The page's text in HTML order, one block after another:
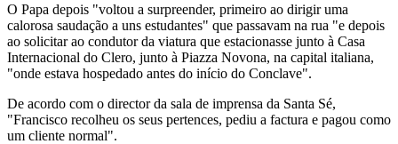
O Papa depois "voltou a surpreender, primeiro ao dirigir uma
calorosa saudação a uns estudantes" que passavam na rua "e depois
ao solicitar ao condutor da viatura que estacionasse junto à Casa
Internacional do Clero, junto à Piazza Novona, na capital italiana,
"onde estava hospedado antes do início do Conclave".
De acordo com o director da sala de imprensa da Santa Sé,
"Francisco recolheu os seus pertences, pediu a factura e pagou como
um cliente normal".